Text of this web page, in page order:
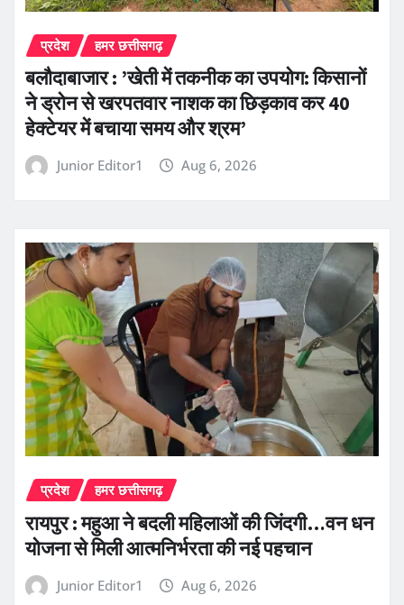
प्रदेश हमर छत्तीसगढ़
बलौदाबाजार : ’खेती में तकनीक का उपयोग: किसानों
ने ड्रोन से खरपतवार नाशक का छिड़काव कर 40
हेक्टेयर में बचाया समय और श्रम’
Junior Editor1 Aug 6, 2026
प्रदेश हमर छत्तीसगढ़
रायपुर : महुआ ने बदली महिलाओं की जिंदगी…वन धन
योजना से मिली आत्मनिर्भरता की नई पहचान
Junior Editor1 Aug 6, 2026